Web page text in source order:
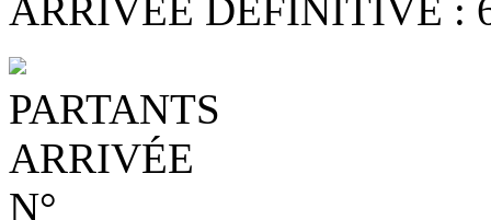
ARRIVÉE DÉFINITIVE :
PARTANTS
ARRIVÉE
N°